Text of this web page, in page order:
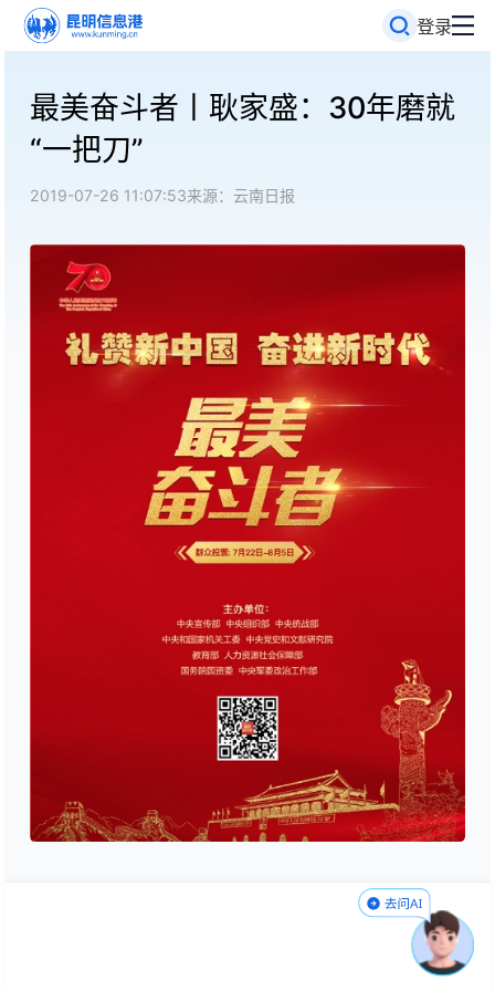
登录
最美奋斗者丨耿家盛：30年磨就
“一把刀”
2019-07-26 11:07:53来源：云南日报